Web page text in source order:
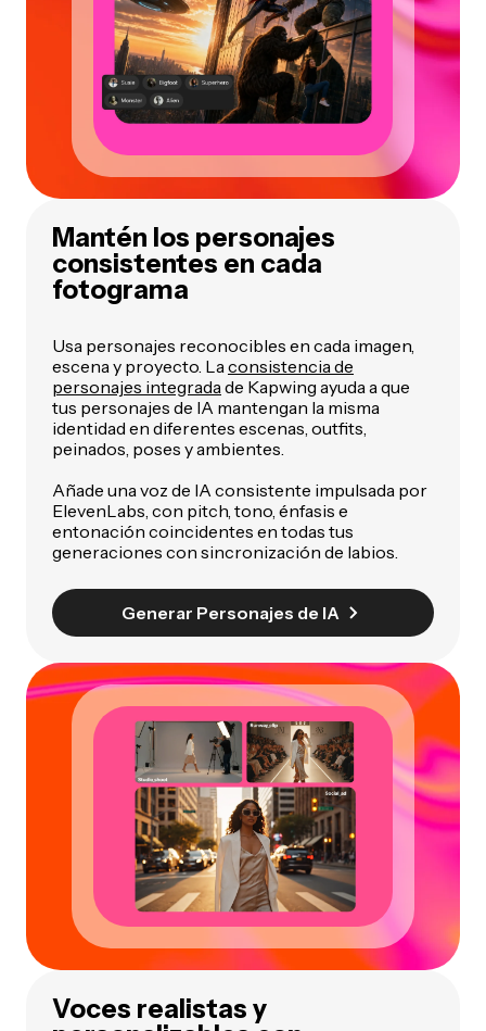
Mantén los personajes
consistentes en cada
fotograma
Usa personajes reconocibles en cada imagen,
escena y proyecto. La consistencia de
personajes integrada de Kapwing ayuda a que
tus personajes de IA mantengan la misma
identidad en diferentes escenas, outfits,
peinados, poses y ambientes.
Añade una voz de IA consistente impulsada por
ElevenLabs, con pitch, tono, énfasis e
entonación coincidentes en todas tus
generaciones con sincronización de labios.
Generar Personajes de IA
Voces realistas y